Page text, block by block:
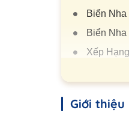
Biển
Biển
Xếp
Bãi
Giới thiệu